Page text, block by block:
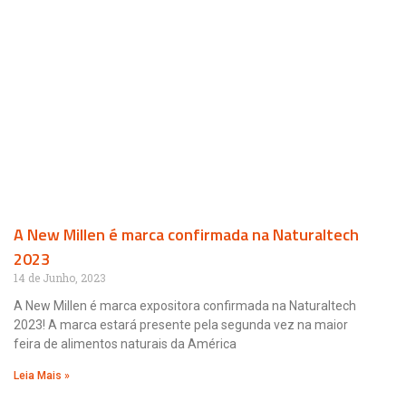
A New Millen é marca confirmada na Naturaltech
2023
14 de Junho, 2023
A New Millen é marca expositora confirmada na Naturaltech
2023! A marca estará presente pela segunda vez na maior
feira de alimentos naturais da América
Leia Mais »